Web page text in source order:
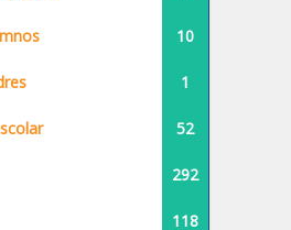
10
1
52
292
118